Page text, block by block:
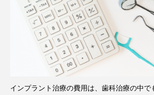
インプラント治療の費用は、歯科治療の中で